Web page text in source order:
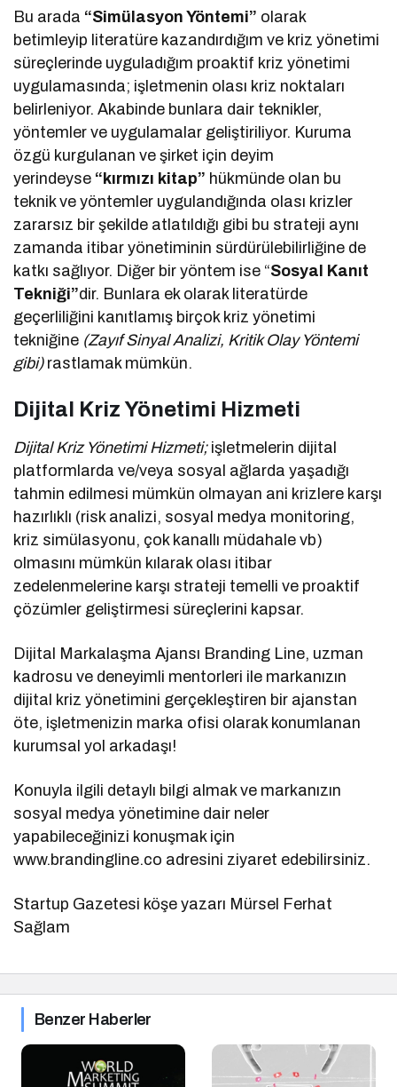
Bu arada “Simülasyon Yöntemi” olarak
betimleyip literatüre kazandırdığım ve kriz yönetimi
süreçlerinde uyguladığım proaktif kriz yönetimi
uygulamasında; işletmenin olası kriz noktaları
belirleniyor. Akabinde bunlara dair teknikler,
yöntemler ve uygulamalar geliştiriliyor. Kuruma
özgü kurgulanan ve şirket için deyim
yerindeyse “kırmızı kitap” hükmünde olan bu
teknik ve yöntemler uygulandığında olası krizler
zararsız bir şekilde atlatıldığı gibi bu strateji aynı
zamanda itibar yönetiminin sürdürülebilirliğine de
katkı sağlıyor. Diğer bir yöntem ise “Sosyal Kanıt
Tekniği”dir. Bunlara ek olarak literatürde
geçerliliğini kanıtlamış birçok kriz yönetimi
tekniğine (Zayıf Sinyal Analizi, Kritik Olay Yöntemi
gibi)rastlamak mümkün.
Dijital Kriz Yönetimi Hizmeti
Dijital Kriz Yönetimi Hizmeti;işletmelerin dijital
platformlarda ve/veya sosyal ağlarda yaşadığı
tahmin edilmesi mümkün olmayan ani krizlere karşı
hazırlıklı (risk analizi, sosyal medya monitoring,
kriz simülasyonu, çok kanallı müdahale vb)
olmasını mümkün kılarak olası itibar
zedelenmelerine karşı strateji temelli ve proaktif
çözümler geliştirmesi süreçlerini kapsar.
Dijital Markalaşma Ajansı Branding Line, uzman
kadrosu ve deneyimli mentorleri ile markanızın
dijital kriz yönetimini gerçekleştiren bir ajanstan
öte, işletmenizin marka ofisi olarak konumlanan
kurumsal yol arkadaşı!
Konuyla ilgili detaylı bilgi almak ve markanızın
sosyal medya yönetimine dair neler
yapabileceğinizi konuşmak için
www.brandingline.co adresini ziyaret edebilirsiniz.
Startup Gazetesi köşe yazarı Mürsel Ferhat
Sağlam
Benzer Haberler